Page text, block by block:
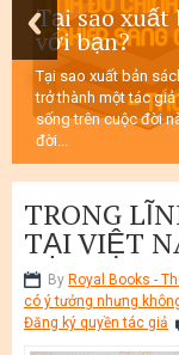
Tại sao xuất
với bạn?
Tại sao xuất bản
trở thành một tác
sống trên cuộc đời
đời...
TRONG
TẠI VIỆT
By Royal Books -
có ý tưởng nhưng
Đăng ký quyền tác giả